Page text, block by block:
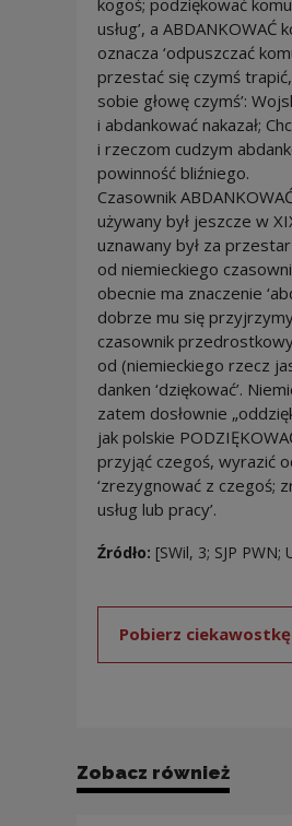
usług’, a ABDANKOWAĆ
oznacza ‘odpuszczać
przestać się czymś
sobie głowę czymś’:
i abdankować nakazał;
i rzeczom cudzym
powinność bliźniego.
Czasownik
używany był jeszcze w
uznawany był za
od niemieckiego
obecnie ma znaczenie
dobrze mu się
czasownik
od (niemieckiego rzecz
danken ‘dziękować’.
zatem dosłownie
jak polskie
przyjąć czegoś, wyrazić
‘zrezygnować z czegoś;
usług lub pracy’.
Źródło: [SWil, 3; SJP PWN;
Pobierz ciekawostkę
Zobacz również